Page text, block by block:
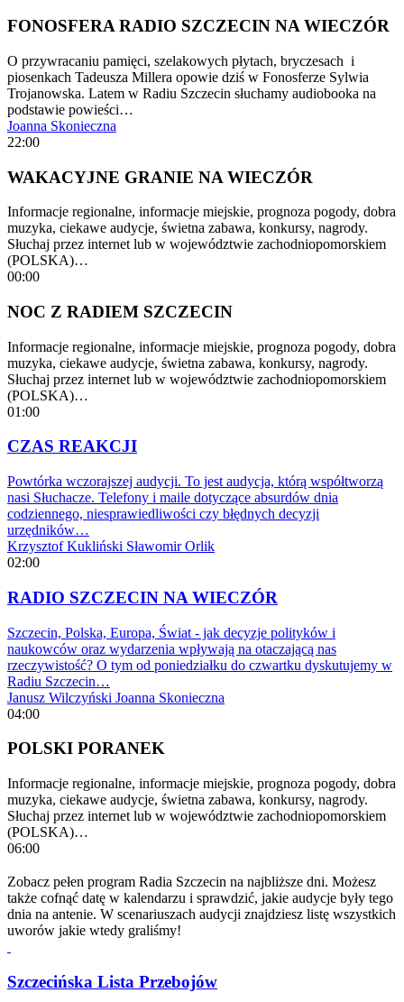
FONOSFERA RADIO SZCZECIN NA WIECZÓR
O przywracaniu pamięci, szelakowych płytach, bryczesach i
piosenkach Tadeusza Millera opowie dziś w Fonosferze Sylwia
Trojanowska. Latem w Radiu Szczecin słuchamy audiobooka na
podstawie powieści…
Joanna Skonieczna
22:00
WAKACYJNE GRANIE NA WIECZÓR
Informacje regionalne, informacje miejskie, prognoza pogody, dobra
muzyka, ciekawe audycje, świetna zabawa, konkursy, nagrody.
Słuchaj przez internet lub w województwie zachodniopomorskiem
(POLSKA)…
00:00
NOC Z RADIEM SZCZECIN
Informacje regionalne, informacje miejskie, prognoza pogody, dobra
muzyka, ciekawe audycje, świetna zabawa, konkursy, nagrody.
Słuchaj przez internet lub w województwie zachodniopomorskiem
(POLSKA)…
01:00
CZAS REAKCJI
Powtórka wczorajszej audycji. To jest audycja, którą współtworzą
nasi Słuchacze. Telefony i maile dotyczące absurdów dnia
codziennego, niesprawiedliwości czy błędnych decyzji
urzędników…
Krzysztof Kukliński Sławomir Orlik
02:00
RADIO SZCZECIN NA WIECZÓR
Szczecin, Polska, Europa, Świat - jak decyzje polityków i
naukowców oraz wydarzenia wpływają na otaczającą nas
rzeczywistość? O tym od poniedziałku do czwartku dyskutujemy w
Radiu Szczecin…
Janusz Wilczyński Joanna Skonieczna
04:00
POLSKI PORANEK
Informacje regionalne, informacje miejskie, prognoza pogody, dobra
muzyka, ciekawe audycje, świetna zabawa, konkursy, nagrody.
Słuchaj przez internet lub w województwie zachodniopomorskiem
(POLSKA)…
06:00
Zobacz pełen program Radia Szczecin na najbliższe dni. Możesz
także cofnąć datę w kalendarzu i sprawdzić, jakie audycje były tego
dnia na antenie. W scenariuszach audycji znajdziesz listę wszystkich
uworów jakie wtedy graliśmy!
Szczecińska Lista Przebojów